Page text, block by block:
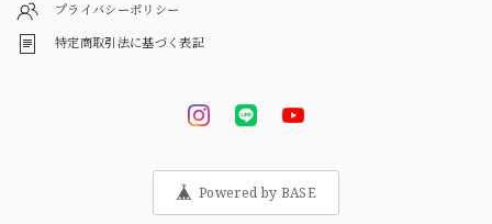
プライバシーポリシー
特定商取引法に基づく表記
Powered by BASE